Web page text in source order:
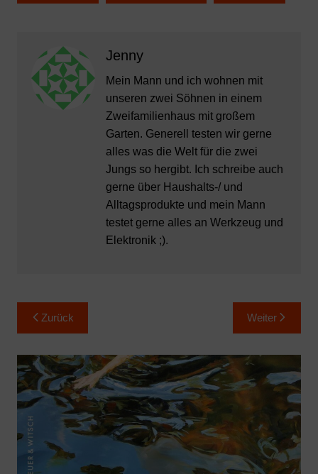
Jenny
Mein Mann und ich wohnen mit
unseren zwei Söhnen in einem
Zweifamilienhaus mit großem
Garten. Generell testen wir gerne
alles was die Welt für die zwei
Jungs so hergibt. Ich schreibe auch
gerne über Haushalts-/ und
Alltagsprodukte und mein Mann
testet gerne alles an Werkzeug und
Elektronik ;).
Beitragsnavigation
Zurück Weiter